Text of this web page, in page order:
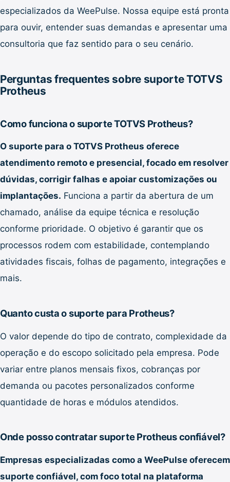
especializados da WeePulse. Nossa equipe está pronta
para ouvir, entender suas demandas e apresentar uma
consultoria que faz sentido para o seu cenário.
Perguntas frequentes sobre suporte TOTVS
Protheus
Como funciona o suporte TOTVS Protheus?
O suporte para o TOTVS Protheus oferece
atendimento remoto e presencial, focado em resolver
dúvidas, corrigir falhas e apoiar customizações ou
implantações. Funciona a partir da abertura de um
chamado, análise da equipe técnica e resolução
conforme prioridade. O objetivo é garantir que os
processos rodem com estabilidade, contemplando
atividades fiscais, folhas de pagamento, integrações e
mais.
Quanto custa o suporte para Protheus?
O valor depende do tipo de contrato, complexidade da
operação e do escopo solicitado pela empresa. Pode
variar entre planos mensais fixos, cobranças por
demanda ou pacotes personalizados conforme
quantidade de horas e módulos atendidos.
Onde posso contratar suporte Protheus confiável?
Empresas especializadas como a WeePulse oferecem
suporte confiável, com foco total na plataforma